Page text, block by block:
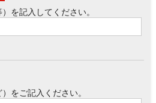
を記入してください。
をご記入ください。